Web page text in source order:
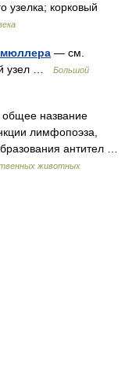
узелка; корковый
— см.
узел …
Большой
название
лимфопоэза,
антител …
животных